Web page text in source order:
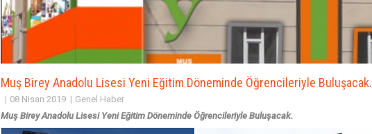
Muş Birey Anadolu Lisesi Yeni Eğitim Döneminde Öğrencileriyle Buluşacak.
08 Nisan 2019
Genel Haber
Muş Birey Anadolu Lisesi Yeni Eğitim Döneminde Öğrencileriyle Buluşacak.